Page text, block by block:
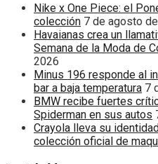
Nike x One Piece: el
colección 7 de agosto
Havaianas crea un
Semana de la Moda de
2026
Minus 196 responde al
bar a baja temperatura 7
BMW recibe fuertes
Spiderman en sus autos
Crayola lleva su
colección oficial de